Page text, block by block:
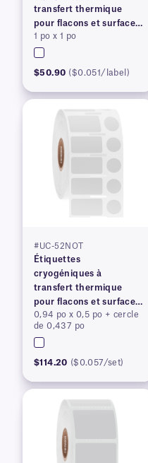
transfert thermique
pour flacons et surfaces
congelés
1 po x 1 po
$50.90 ($0.051/label)
#UC-52NOT
Étiquettes
cryogéniques à
transfert thermique
pour flacons et surfaces
congelés
0,94 po x 0,5 po + cercle
de 0,437 po
$114.20 ($0.057/set)